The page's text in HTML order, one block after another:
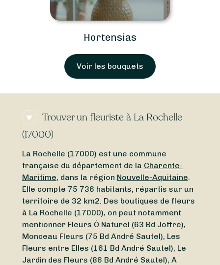
Hortensias
Voir les bouquets
Trouver un fleuriste à La Rochelle
(17000)
La Rochelle (17000) est une commune
française du département de la Charente-
Maritime, dans la région Nouvelle-Aquitaine.
Elle compte 75 736 habitants, répartis sur un
territoire de 32 km2. Des boutiques de fleurs
à La Rochelle (17000), on peut notamment
mentionner Fleurs Ô Naturel (63 Bd Joffre),
Monceau Fleurs (75 Bd André Sautel), Les
Fleurs entre Elles (161 Bd André Sautel), Le
Jardin des Fleurs (86 Bd André Sautel), A